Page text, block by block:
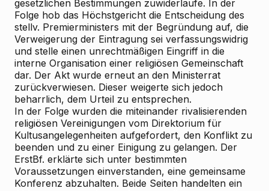
gesetzlichen Bestimmungen zuwiderlaufe. In der
Folge hob das Höchstgericht die Entscheidung des
stellv. Premierministers mit der Begründung auf, die
Verweigerung der Eintragung sei verfassungswidrig
und stelle einen unrechtmäßigen Eingriff in die
interne Organisation einer religiösen Gemeinschaft
dar. Der Akt wurde erneut an den Ministerrat
zurückverwiesen. Dieser weigerte sich jedoch
beharrlich, dem Urteil zu entsprechen.
In der Folge wurden die miteinander rivalisierenden
religiösen Vereinigungen vom Direktorium für
Kultusangelegenheiten aufgefordert, den Konflikt zu
beenden und zu einer Einigung zu gelangen. Der
ErstBf. erklärte sich unter bestimmten
Voraussetzungen einverstanden, eine gemeinsame
Konferenz abzuhalten. Beide Seiten handelten ein